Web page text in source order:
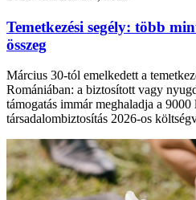
Temetkezési segély: több
összeg
Március 30-tól emelkedett a
Romániában: a biztosított vagy
támogatás immár meghaladja a
társadalombiztosítás 2026-os